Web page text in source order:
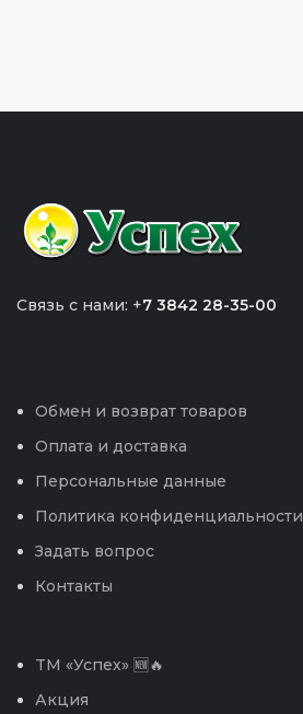
Связь с нами: +7 3842 28-35-00
Обмен и возврат товаров
Оплата и доставка
Персональные данные
Политика конфиденциальности
Задать вопрос
Контакты
TM «Успех» 🆕🔥
Акция